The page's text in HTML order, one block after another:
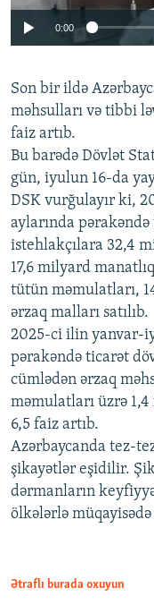
Auto
0:00
Son bir ildə
məhsulları və tibbi
faiz artıb.
Bu barədə Dövlət
gün, iyulun 16-da
DSK vurğulayır ki,
aylarında
istehlakçılara 32,4
17,6 milyard
tütün məmulatları,
ərzaq malları satılıb.
2025-ci ilin yanvar-
pərakəndə ticarət
cümlədən ərzaq
məmulatları üzrə
6,5 faiz artıb.
Azərbaycanda tez-
şikayətlər eşidilir.
dərmanların
ölkələrlə
Ətraflı burada oxuyun